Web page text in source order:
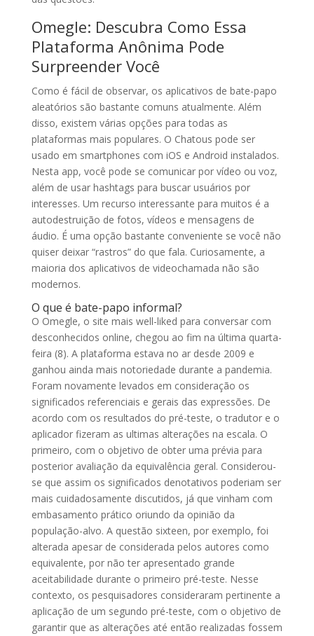
Omegle: Descubra Como Essa
Plataforma Anônima Pode
Surpreender Você
Como é fácil de observar, os aplicativos de bate-papo
aleatórios são bastante comuns atualmente. Além
disso, existem várias opções para todas as
plataformas mais populares. O Chatous pode ser
usado em smartphones com iOS e Android instalados.
Nesta app, você pode se comunicar por vídeo ou voz,
além de usar hashtags para buscar usuários por
interesses. Um recurso interessante para muitos é a
autodestruição de fotos, vídeos e mensagens de
áudio. É uma opção bastante conveniente se você não
quiser deixar “rastros” do que fala. Curiosamente, a
maioria dos aplicativos de videochamada não são
modernos.
O que é bate-papo informal?
O Omegle, o site mais well-liked para conversar com
desconhecidos online, chegou ao fim na última quarta-
feira (8). A plataforma estava no ar desde 2009 e
ganhou ainda mais notoriedade durante a pandemia.
Foram novamente levados em consideração os
significados referenciais e gerais das expressões. De
acordo com os resultados do pré-teste, o tradutor e o
aplicador fizeram as ultimas alterações na escala. O
primeiro, com o objetivo de obter uma prévia para
posterior avaliação da equivalência geral. Considerou-
se que assim os significados denotativos poderiam ser
mais cuidadosamente discutidos, já que vinham com
embasamento prático oriundo da opinião da
população-alvo. A questão sixteen, por exemplo, foi
alterada apesar de considerada pelos autores como
equivalente, por não ter apresentado grande
aceitabilidade durante o primeiro pré-teste. Nesse
contexto, os pesquisadores consideraram pertinente a
aplicação de um segundo pré-teste, com o objetivo de
garantir que as alterações até então realizadas fossem